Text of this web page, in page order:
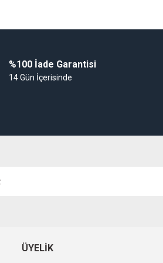
%100 İade Garantisi
14 Gün İçerisinde
ÜYELIK